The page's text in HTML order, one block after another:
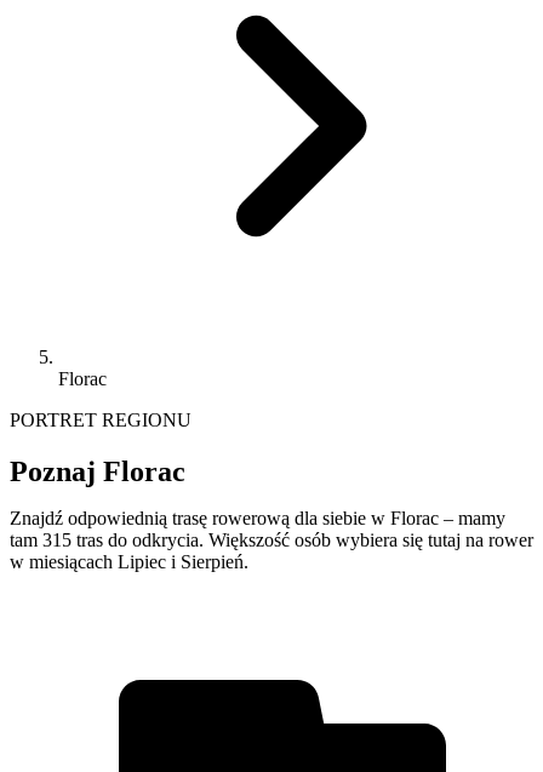
Florac
PORTRET REGIONU
Poznaj Florac
Znajdź odpowiednią trasę rowerową dla siebie w Florac – mamy
tam 315 tras do odkrycia. Większość osób wybiera się tutaj na rower
w miesiącach Lipiec i Sierpień.